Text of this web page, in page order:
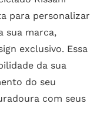
para personalizar
sua marca,
exclusivo. Essa
da sua
do seu
com seus